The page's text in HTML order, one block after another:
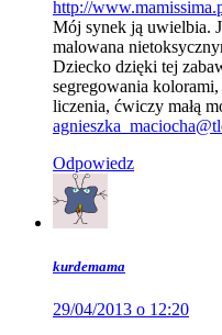
http://
Mój synek ją uwielbia.
malowana
Dziecko dzięki tej
segregowania kolorami,
liczenia, ćwiczy małą
Odpowiedz
kurdemama
29/04/2013 o 12:20